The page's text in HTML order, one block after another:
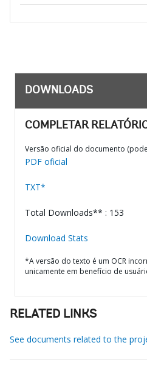
DOWNLOADS
COMPLETAR
Versão oficial do documento
PDF oficial
TXT*
Total Downloads** : 153
Download Stats
*A versão do texto é um OCR
unicamente em benefício de
RELATED LINKS
See documents related to the